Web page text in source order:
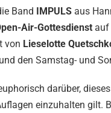
Band IMPULS aus
Air-Gottesdienst auf
von Lieselotte
den Samstag- und
darüber,
einzuhalten gilt.